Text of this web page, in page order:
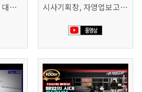
KBS [더 보다] 은퇴 대신 폐업 시사기획창, 자영업보고서 빚의 굴레 507회 (KBS 25.6.10)